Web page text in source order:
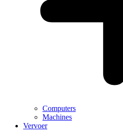
Computers
Machines
Vervoer